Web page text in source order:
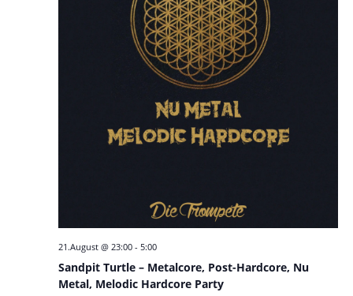
Sandpit Turtle – Metalcore, Post-Hardcore, Nu
Metal, Melodic Hardcore Party
21.August @ 23:00- 5:00